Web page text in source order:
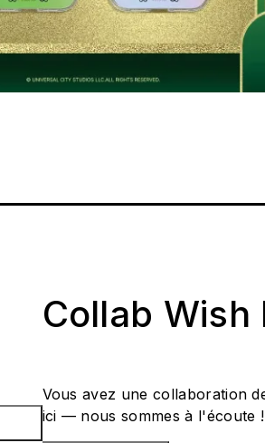
Collab Wish
Vous avez une collaboration
ici — nous sommes à l'écoute !